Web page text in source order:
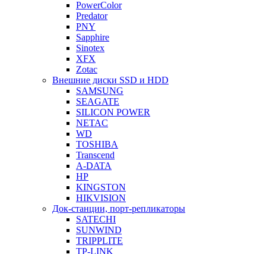
PowerColor
Predator
PNY
Sapphire
Sinotex
XFX
Zotac
Внешние диски SSD и HDD
SAMSUNG
SEAGATE
SILICON POWER
NETAC
WD
TOSHIBA
Transcend
A-DATA
HP
KINGSTON
HIKVISION
Док-станции, порт-репликаторы
SATECHI
SUNWIND
TRIPPLITE
TP-LINK